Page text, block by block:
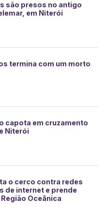
são presos no antigo
em Niterói
termina com um morto
capota em cruzamento
Niterói
o cerco contra redes
de internet e prende
Oceânica